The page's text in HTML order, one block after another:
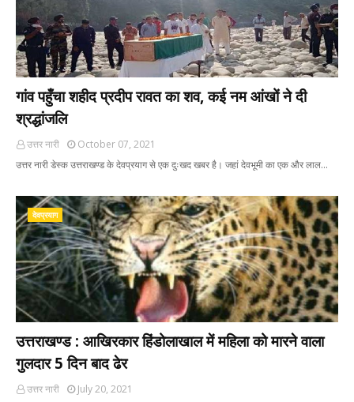
गांव पहुँचा शहीद प्रदीप रावत का शव, कई नम आंखों ने दी
श्रद्धांजलि
उत्तर नारी
October 07, 2021
उत्तर नारी डेस्क उत्तराखण्ड के देवप्रयाग से एक दुःखद खबर है। जहां देवभूमी का एक और लाल…
देवप्रयाग
उत्तराखण्ड : आखिरकार हिंडोलाखाल में महिला को मारने वाला
गुलदार 5 दिन बाद ढेर
उत्तर नारी
July 20, 2021